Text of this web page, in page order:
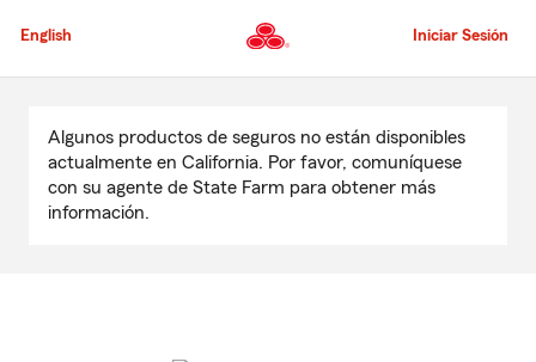
al
principal
English Iniciar Sesión
contenido
principal
Algunos productos de seguros no están disponibles
actualmente en California. Por favor, comuníquese
con su agente de State Farm para obtener más
información.